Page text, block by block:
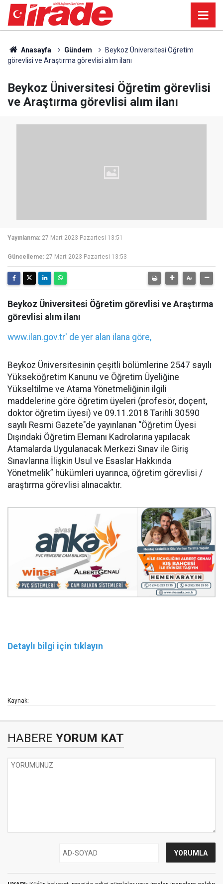
Anasayfa Gündem
Beykoz Üniversitesi Öğretim
görevlisi ve Araştırma görevlisi alım ilanı
Beykoz Üniversitesi Öğretim görevlisi
ve Araştırma görevlisi alım ilanı
Yayınlanma: 27 Mart 2023 Pazartesi 13:51
Güncelleme: 27 Mart 2023 Pazartesi 13:53
Beykoz Üniversitesi Öğretim görevlisi ve Araştırma
görevlisi alım ilanı
www.ilan.gov.tr' de yer alan ilana göre,
Beykoz Üniversitesinin çeşitli bölümlerine 2547 sayılı
Yükseköğretim Kanunu ve Öğretim Üyeliğine
Yükseltilme ve Atama Yönetmeliğinin ilgili
maddelerine göre öğretim üyeleri (profesör, doçent,
doktor öğretim üyesi) ve 09.11.2018 Tarihli 30590
sayılı Resmi Gazete"de yayınlanan “Öğretim Üyesi
Dışındaki Öğretim Elemanı Kadrolarına yapılacak
Atamalarda Uygulanacak Merkezi Sınav ile Giriş
Sınavlarına İlişkin Usul ve Esaslar Hakkında
Yönetmelik” hükümleri uyarınca, öğretim görevlisi /
araştırma görevlisi alınacaktır.
Detaylı bilgi için tıklayın
Kaynak:
HABERE YORUM KAT